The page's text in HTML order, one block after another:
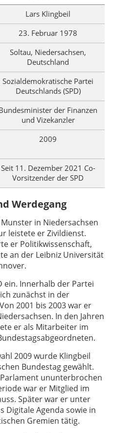
Lars Klingbeil
23. Februar 1978
Soltau, Niedersachsen,
Deutschland
Sozialdemokratische Partei
Deutschlands (SPD)
der Finanzen
und Vizekanzler
2009
Seit 11. Dezember 2021 Co-
Vorsitzender der SPD
Werdegang
in Niedersachsen
leistete er Zivildienst.
er Politikwissenschaft,
an der Leibniz Universität
ein. Innerhalb der Partei
zunächst in der
2001 bis 2003 war er
In den Jahren
er als Mitarbeiter im
2009 wurde Klingbeil
Bundestag gewählt.
ununterbrochen
war er Mitglied im
Später war er unter
Digitale Agenda sowie in
Gremien tätig.